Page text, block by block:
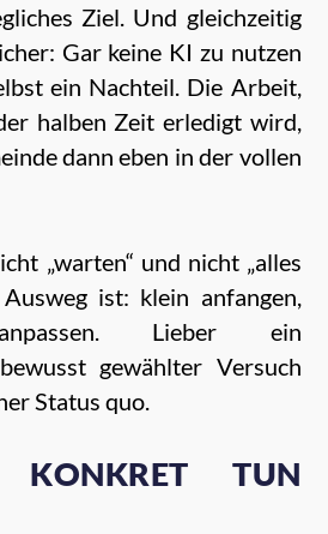
Ziel. Und gleichzeitig
Gar keine KI zu nutzen
ein Nachteil. Die Arbeit,
halben Zeit erledigt wird,
dann eben in der vollen
„warten“ und nicht „alles
ist: klein anfangen,
Lieber ein
gewählter Versuch
Status quo.
TUN